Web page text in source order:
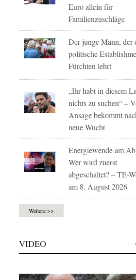
Euro allein für
Familienzuschläge
Der junge Mann, der
politische
Fürchten lehrt
„Ihr habt in diesem
nichts zu suchen“ –
Ansage bekommt
neue Wucht
Energiewende am
Wer wird zuerst
abgeschaltet? – TE-
am 8. August 2026
Weitere >>
VIDEO